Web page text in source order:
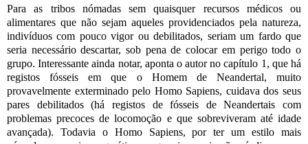
Para as tribos nómadas sem quaisquer recursos médicos ou
alimentares que não sejam aqueles providenciados pela natureza,
indivíduos com pouco vigor ou debilitados, seriam um fardo que
seria necessário descartar, sob pena de colocar em perigo todo o
grupo. Interessante ainda notar, aponta o autor no capítulo 1, que há
registos fósseis em que o Homem de Neandertal, muito
provavelmente exterminado pelo Homo Sapiens, cuidava dos seus
pares debilitados (há registos de fósseis de Neandertais com
problemas precoces de locomoção e que sobreviveram até idade
avançada). Todavia o Homo Sapiens, por ter um estilo mais